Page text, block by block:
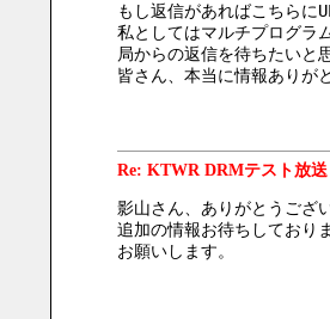
もし返信があればこちらに
私としてはマルチプログラ
局からの返信を待ちたいと
皆さん、本当に情報ありが
Re: KTWR DRMテスト放送
影山さん、ありがとうござ
追加の情報お待ちしておりま
お願いします。